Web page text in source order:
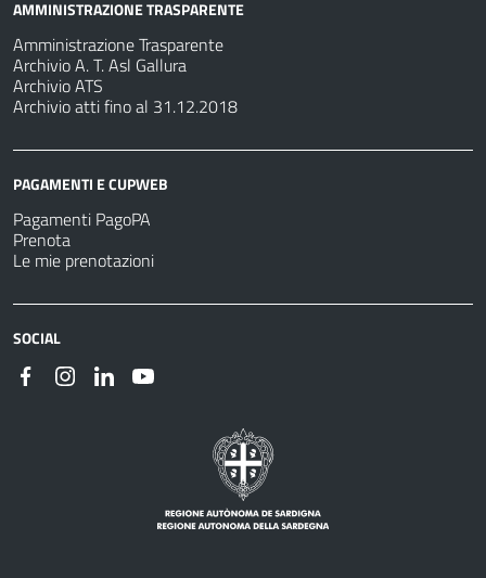
AMMINISTRAZIONE TRASPARENTE
Amministrazione Trasparente
Archivio A. T. Asl Gallura
Archivio ATS
Archivio atti fino al 31.12.2018
PAGAMENTI E CUPWEB
Pagamenti PagoPA
Prenota
Le mie prenotazioni
SOCIAL